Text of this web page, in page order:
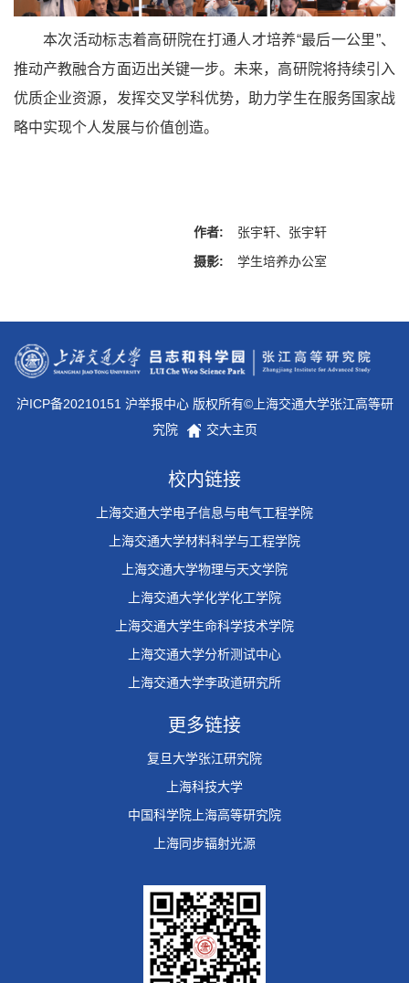
本次活动标志着高研院在打通人才培养“最后一公里”、
推动产教融合方面迈出关键一步。未来，高研院将持续引入
优质企业资源，发挥交叉学科优势，助力学生在服务国家战
略中实现个人发展与价值创造。
作者:
张宇轩、张宇轩
摄影:
学生培养办公室
沪ICP备20210151 沪举报中心 版权所有©上海交通大学张江高等研
究院
交大主页
校内链接
上海交通大学电子信息与电气工程学院
上海交通大学材料科学与工程学院
上海交通大学物理与天文学院
上海交通大学化学化工学院
上海交通大学生命科学技术学院
上海交通大学分析测试中心
上海交通大学李政道研究所
更多链接
复旦大学张江研究院
上海科技大学
中国科学院上海高等研究院
上海同步辐射光源